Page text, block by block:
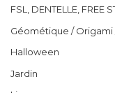
FSL, DENTELLE, FREE
Géométique / Origami
Halloween
Jardin